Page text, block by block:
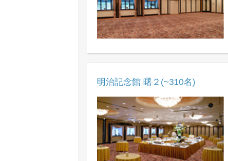
明治記念館 曙２(~310名)